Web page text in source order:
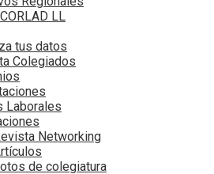
LL
tus datos
Colegiados
Laborales
Networking
de colegiatura